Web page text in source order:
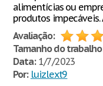
alimentícias ou
produtos impecáveis.
Avaliação:
Tamanho do
Data:1/7/2023
Por: luizlext9